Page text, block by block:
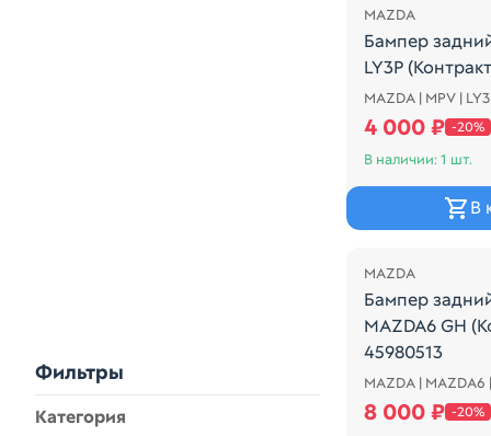
Фильтры
Категория
MAZDA
Бампер
LY3P
ЧЕРНЫЙ,
MAZDA | MPV |
4 000 ₽ -20%
В наличии: 1 шт.
В
Распродажа
MAZDA
Бампер
MAZDA6 GH
45980513
Mazda
MAZDA | MAZDA6
8 000 ₽ -20%